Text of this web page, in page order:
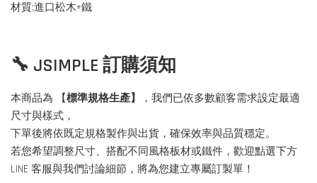
材質:進口松木+鐵
🔧 JSIMPLE 訂購須知
本商品為 【標準規格生產】
，我們已依多數顧客需求設定最適
尺寸與樣式，
下單後將依既定規格製作與出貨，確保效率與品質穩定。
若您希望調整尺寸、搭配不同風格板材或鐵件，歡迎點選下方
LINE 客服與我們討論細節，將為您建立專屬訂製單！